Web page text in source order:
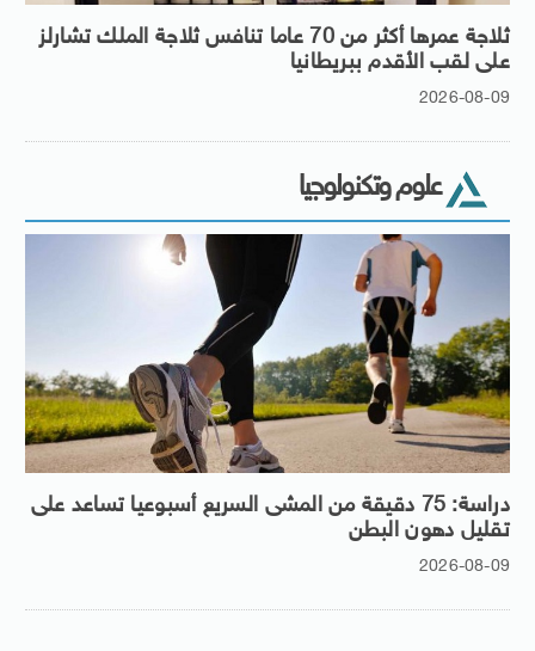
ثلاجة عمرها أكثر من 70 عاما تنافس ثلاجة الملك تشارلز
على لقب الأقدم ببريطانيا
2026-08-09
علوم وتكنولوجيا
دراسة: 75 دقيقة من المشى السريع أسبوعيا تساعد على
تقليل دهون البطن
2026-08-09